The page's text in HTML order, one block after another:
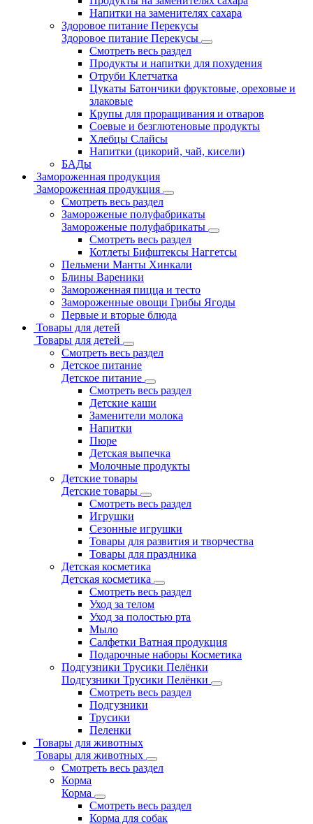
Напитки на заменителях сахара
Здоровое питание Перекусы
Здоровое питание Перекусы
Смотреть весь раздел
Продукты и напитки для похудения
Отруби Клетчатка
Цукаты Батончики фруктовые, ореховые и
злаковые
Крупы для проращивания и отваров
Соевые и безглютеновые продукты
Хлебцы Слайсы
Напитки (цикорий, чай, кисели)
БАДы
Замороженная продукция
Замороженная продукция
Смотреть весь раздел
Замороженые полуфабрикаты
Замороженые полуфабрикаты
Смотреть весь раздел
Котлеты Бифштексы Наггетсы
Пельмени Манты Хинкали
Блины Вареники
Замороженная пицца и тесто
Замороженные овощи Грибы Ягоды
Первые и вторые блюда
Товары для детей
Товары для детей
Смотреть весь раздел
Детское питание
Детское питание
Смотреть весь раздел
Детские каши
Заменители молока
Напитки
Пюре
Детская выпечка
Молочные продукты
Детские товары
Детские товары
Смотреть весь раздел
Игрушки
Сезонные игрушки
Товары для развития и творчества
Товары для праздника
Детская косметика
Детская косметика
Смотреть весь раздел
Уход за телом
Уход за полостью рта
Мыло
Салфетки Ватная продукция
Подарочные наборы Косметика
Подгузники Трусики Пелёнки
Подгузники Трусики Пелёнки
Смотреть весь раздел
Подгузники
Трусики
Пеленки
Товары для животных
Товары для животных
Смотреть весь раздел
Корма
Корма
Смотреть весь раздел
Корма для собак